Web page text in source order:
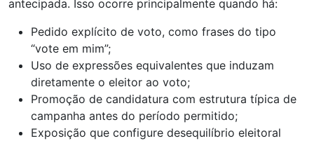
antecipada. Isso ocorre principalmente quando há:
Pedido explícito de voto, como frases do tipo
“vote em mim”;
Uso de expressões equivalentes que induzam
diretamente o eleitor ao voto;
Promoção de candidatura com estrutura típica de
campanha antes do período permitido;
Exposição que configure desequilíbrio eleitoral